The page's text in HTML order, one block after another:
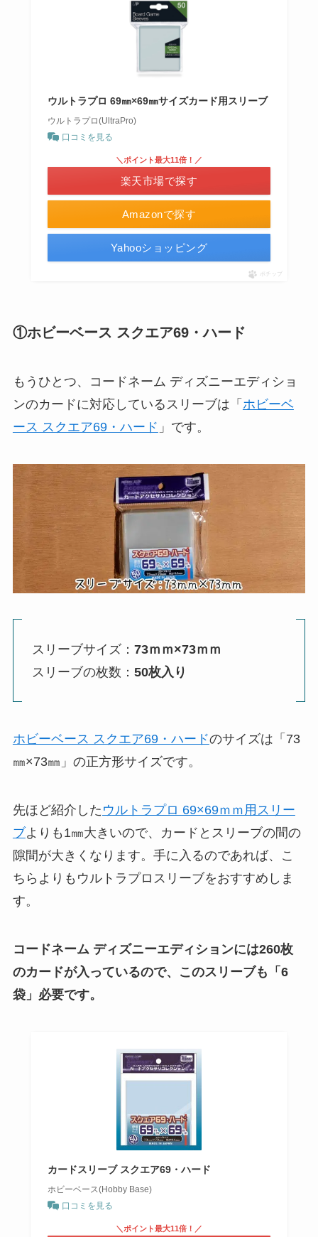
ウルトラプロ 69㎜×69㎜サイズカード用スリーブ
ウルトラプロ(UltraPro)
口コミを見る
Amazonで探す
＼ポイント最大11倍！／
楽天市場で探す
Yahooショッピング
ポチップ
①ホビーベース スクエア69・ハード
もうひとつ、コードネーム ディズニーエディショ
ンのカードに対応しているスリーブは「 ホビーベ
ース スクエア69・ハード 」です。
スリーブサイズ： 73ｍｍ×73ｍｍ
スリーブの枚数： 50枚入り
ホビーベース スクエア69・ハードのサイズは「73
㎜×73㎜」の正方形サイズです。
先ほど紹介した ウルトラプロ 69×69ｍｍ用スリー
ブよりも1㎜大きいので、カードとスリーブの間の
隙間が大きくなります。手に入るのであれば、こ
ちらよりもウルトラプロスリーブをおすすめしま
す。
コードネーム ディズニーエディションには260枚
のカードが入っているので、このスリーブも「6
袋」必要です。
カードスリーブ スクエア69・ハード
ホビーベース(Hobby Base)
口コミを見る
＼ポイント最大11倍！／